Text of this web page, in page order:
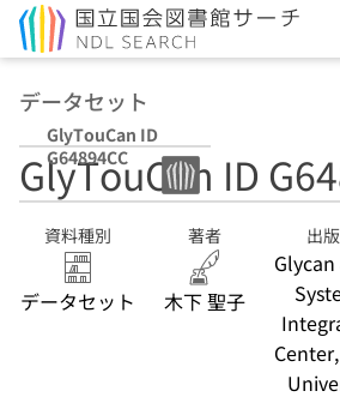
データセット
GlyTouCan ID
G64894CC
GlyTouCan ID
資料種別
データセット
著者
木下 聖子
出